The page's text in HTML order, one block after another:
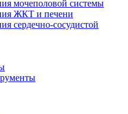
мочеполовой системы
ЖКТ и печени
сердечно-сосудистой